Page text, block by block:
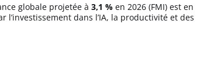
globale projetée à 3,1 % en 2026 (FMI) est en
dans l’IA, la productivité et des